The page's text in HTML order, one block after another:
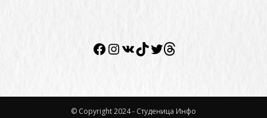
Facebook
Instagram
VK TikTokTwitter
Twitter
© Copyright 2024 - Студеница Инфо